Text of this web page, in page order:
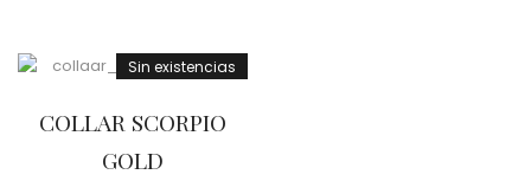
Sin existencias
COLLAR SCORPIO
GOLD